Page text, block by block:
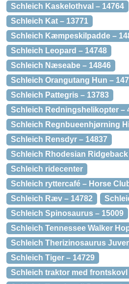
Schleich Kaskelothval – 14764
Schleich Kat – 13771
Schleich Kæmpeskilpadde –
Schleich Leopard – 14748
Schleich Næseabe – 14846
Schleich Orangutang Hun –
Schleich Pattegris – 13783
Schleich Redningshelikopter –
Schleich Regnbueenhjørning
Schleich Rensdyr – 14837
Schleich Rhodesian Ridgeback
Schleich ridecenter
Schleich ryttercafé – Horse
Schleich Ræv – 14782
Schleich Spinosaurus – 15009
Schleich Tennessee Walker
Schleich Therizinosaurus
Schleich Tiger – 14729
Schleich traktor med frontskovl